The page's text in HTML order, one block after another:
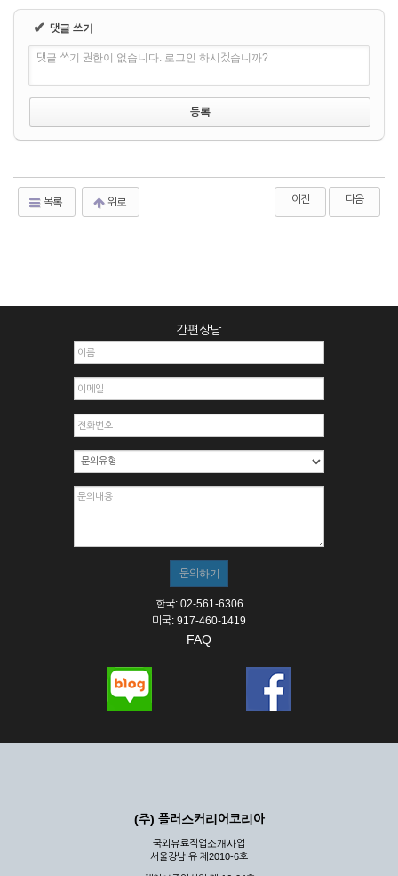
✔ 댓글 쓰기
댓글 쓰기 권한이 없습니다. 로그인 하시겠습니까?
목록 위로 이전 다음
간편상담
한국: 02-561-6306
미국: 917-460-1419
FAQ
(주) 플러스커리어코리아
국외유료직업소개사업
서울강남 유 제2010-6호